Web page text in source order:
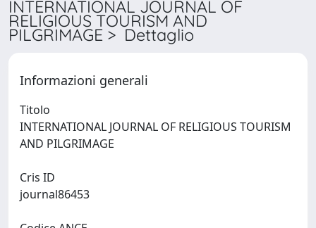
INTERNATIONAL JOURNAL OF
RELIGIOUS TOURISM AND
PILGRIMAGE > Dettaglio
Informazioni generali
Titolo
INTERNATIONAL JOURNAL OF RELIGIOUS TOURISM
Cris ID